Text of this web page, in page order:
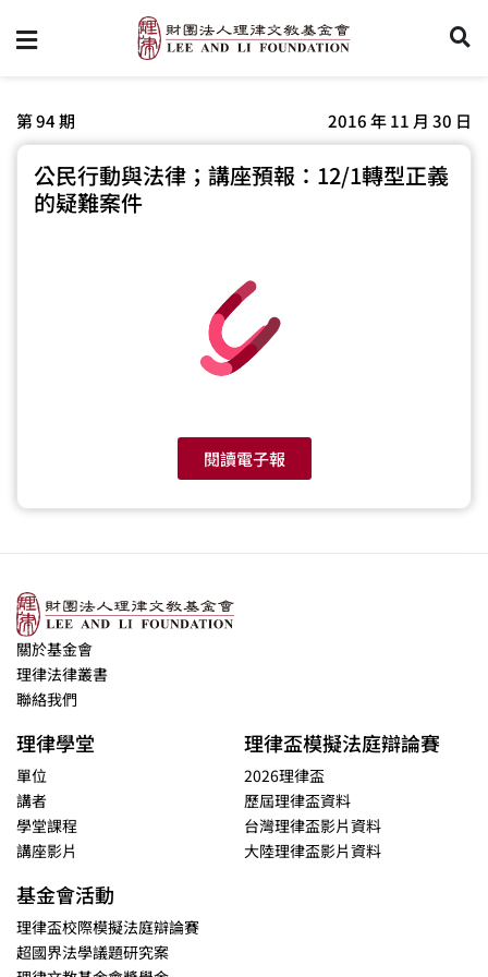
第 94 期 2016 年 11 月 30 日
公民行動與法律；講座預報：12/1轉型正義
的疑難案件
閱讀電子報
關於基金會
理律法律叢書
聯絡我們
理律學堂
單位
講者
學堂課程
講座影片
理律盃模擬法庭辯論賽
2026理律盃
歷屆理律盃資料
台灣理律盃影片資料
大陸理律盃影片資料
基金會活動
理律盃校際模擬法庭辯論賽
超國界法學議題研究案